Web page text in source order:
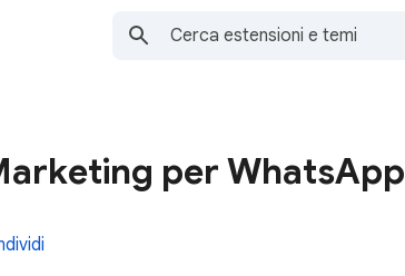
per WhatsApp